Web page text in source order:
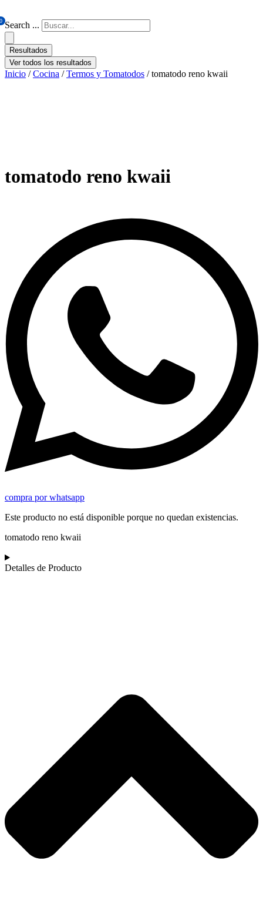
0 Search ...
Resultados
Ver todos los resultados
Inicio /Cocina /Termos y Tomatodos / tomatodo reno kwaii
tomatodo reno kwaii
compra por whatsapp
Este producto no está disponible porque no quedan existencias.
tomatodo reno kwaii
Detalles de Producto